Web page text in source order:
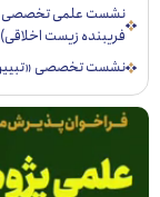
علمی تخصصی «برادران
زیست اخلاقی)
تخصصی «تبيين اصالت